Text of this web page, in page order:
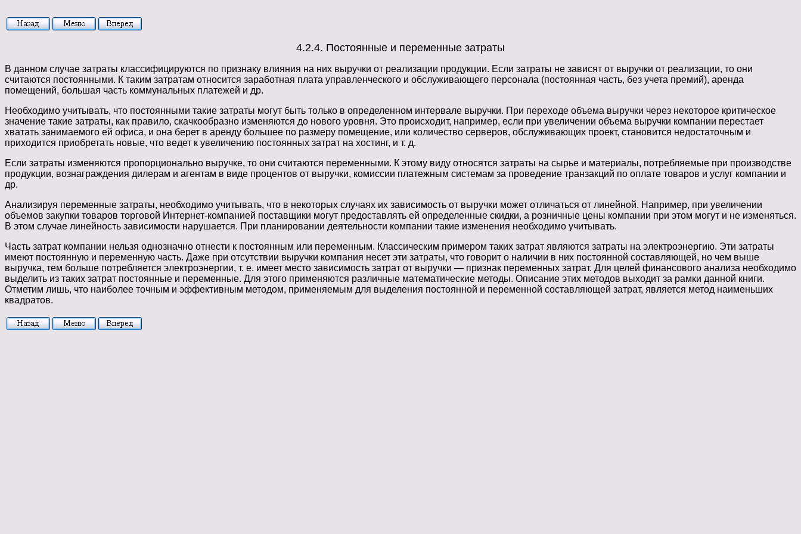
4.2.4. Постоянные и переменные затраты
В данном случае затраты классифицируются по признаку влияния на них выручки от реализации продукции. Если затраты не зависят от выручки от реализации, то они
считаются постоянными. К таким затратам относится заработная плата управленческого и обслуживающего персонала (постоянная часть, без учета премий), аренда
помещений, большая часть коммунальных платежей и др.
Необходимо учитывать, что постоянными такие затраты могут быть только в определенном интервале выручки. При переходе объема выручки через некоторое критическое
значение такие затраты, как правило, скачкообразно изменяются до нового уровня. Это происходит, например, если при увеличении объема выручки компании перестает
хватать занимаемого ей офиса, и она берет в аренду большее по размеру помещение, или количество серверов, обслуживающих проект, становится недостаточным и
приходится приобретать новые, что ведет к увеличению постоянных затрат на хостинг, и т. д.
Если затраты изменяются пропорционально выручке, то они считаются переменными. К этому виду относятся затраты на сырье и материалы, потребляемые при производстве
продукции, вознаграждения дилерам и агентам в виде процентов от выручки, комиссии платежным системам за проведение транзакций по оплате товаров и услуг компании и
др.
Анализируя переменные затраты, необходимо учитывать, что в некоторых случаях их зависимость от выручки может отличаться от линейной. Например, при увеличении
объемов закупки товаров торговой Интернет-компанией поставщики могут предоставлять ей определенные скидки, а розничные цены компании при этом могут и не изменяться.
В этом случае линейность зависимости нарушается. При планировании деятельности компании такие изменения необходимо учитывать.
Часть затрат компании нельзя однозначно отнести к постоянным или переменным. Классическим примером таких затрат являются затраты на электроэнергию. Эти затраты
имеют постоянную и переменную часть. Даже при отсутствии выручки компания несет эти затраты, что говорит о наличии в них постоянной составляющей, но чем выше
выручка, тем больше потребляется электроэнергии, т. е. имеет место зависимость затрат от выручки — признак переменных затрат. Для целей финансового анализа необходимо
выделить из таких затрат постоянные и переменные. Для этого применяются различные математические методы. Описание этих методов выходит за рамки данной книги.
Отметим лишь, что наиболее точным и эффективным методом, применяемым для выделения постоянной и переменной составляющей затрат, является метод наименьших
квадратов.